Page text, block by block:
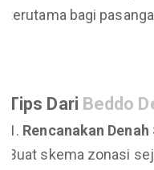
terutama bagi
Tips Dari Beddo
Rencanakan
Buat skema zonasi